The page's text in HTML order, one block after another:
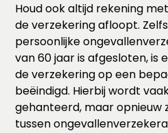
Houd ook altijd rekening
de verzekering afloopt.
persoonlijke
van 60 jaar is afgesloten, is
de verzekering op een
beëindigd. Hierbij wordt
gehanteerd, maar opnieuw
tussen